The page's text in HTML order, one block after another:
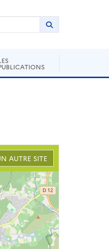
Rechercher
Lancer la
AUTRE SITE